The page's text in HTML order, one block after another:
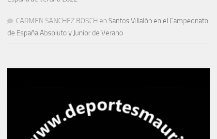
CARMEN SANCHEZ BOSCH en Santos Villalón en el Campeonato
de España Absoluto y Junior de Verano